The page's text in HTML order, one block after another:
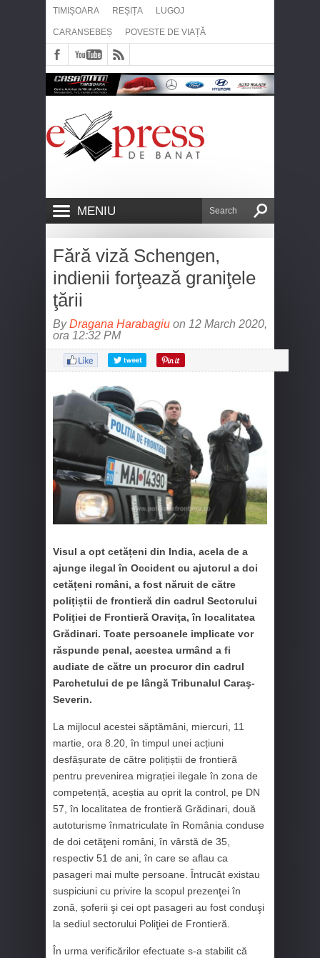
TIMIȘOARA REȘIȚA LUGOJ
CARANSEBEȘ POVESTE DE VIAȚĂ
MENIU
Fără viză Schengen,
indienii forţează graniţele
ţării
ByDragana Harabagiu on 12 March 2020,
ora 12:32 PM
Visul a opt cetățeni din India, acela de a
ajunge ilegal în Occident cu ajutorul a doi
cetățeni români, a fost năruit de către
polițiștii de frontieră din cadrul Sectorului
Poliţiei de Frontieră Oraviţa, în localitatea
Grădinari. Toate persoanele implicate vor
răspunde penal, acestea urmând a fi
audiate de către un procuror din cadrul
Parchetului de pe lângă Tribunalul Caraş-
Severin.
La mijlocul acestei săptămâni, miercuri, 11
martie, ora 8.20, în timpul unei acțiuni
desfășurate de către polițiștii de frontieră
pentru prevenirea migrației ilegale în zona de
competență, aceștia au oprit la control, pe DN
57, în localitatea de frontieră Grădinari, două
autoturisme înmatriculate în România conduse
de doi cetăţeni români, în vârstă de 35,
respectiv 51 de ani, în care se aflau ca
pasageri mai multe persoane. Întrucât existau
suspiciuni cu privire la scopul prezenţei în
zonă, șoferii şi cei opt pasageri au fost conduşi
la sediul sectorului Poliţiei de Frontieră.
În urma verificărilor efectuate s-a stabilit că